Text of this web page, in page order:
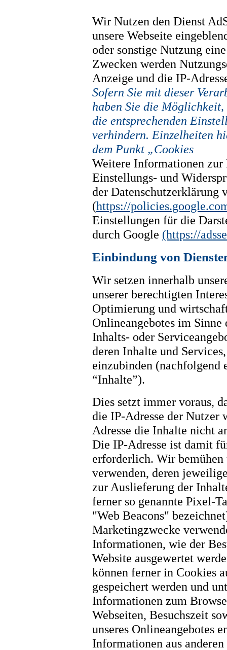
Wir Nutzen den Dienst
unsere Webseite
oder sonstige Nutzung
Zwecken werden
Anzeige und die IP-
Sofern Sie mit dieser
haben Sie die
die entsprechenden
verhindern. Einzelheiten
dem Punkt „Cookies
Weitere Informationen zur
Einstellungs- und
der Datenschutzerklärung
(https://
Einstellungen für die
durch Google (https://
Einbindung von
Wir setzen innerhalb
unserer berechtigten
Optimierung und
Onlineangebotes im
Inhalts- oder
deren Inhalte und
einzubinden (nachfolgend
“Inhalte”).
Dies setzt immer voraus,
die IP-Adresse der Nutzer
Adresse die Inhalte nicht
Die IP-Adresse ist damit
erforderlich. Wir bemühen
verwenden, deren
zur Auslieferung der
ferner so genannte Pixel-
"Web Beacons"
Marketingzwecke
Informationen, wie der
Website ausgewertet
können ferner in Cookies
gespeichert werden und
Informationen zum
Webseiten, Besuchszeit
unseres Onlineangebotes
Informationen aus